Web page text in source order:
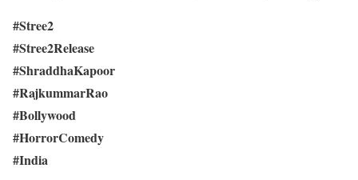
#Stree2
#Stree2Release
#ShraddhaKapoor
#RajkummarRao
#Bollywood
#HorrorComedy
#India